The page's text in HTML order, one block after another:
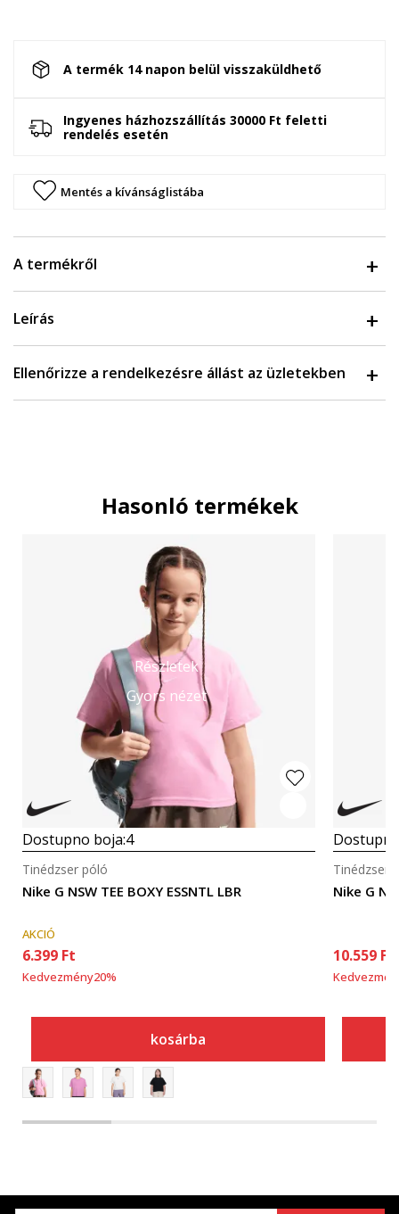
A termék 14 napon belül visszaküldhető
Ingyenes házhozszállítás 30000 Ft feletti
rendelés esetén
Mentés a kívánságlistába
A termékről
Leírás
Ellenőrizze a rendelkezésre állást az üzletekben
Hasonló termékek
Részletek
Gyors nézet
Dostupno boja:4
Nike G NSW TEE BOXY ESSNTL LBR
Tinédzser póló
AKCIÓ
6.399 Ft
Kedvezmény20%
kosárba
Nike G
Tinédzser
10.559 Ft